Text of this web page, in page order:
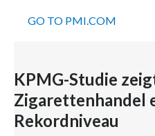
GO TO PMI.COM
KPMG-Studie
Zigarettenhandel
Rekordniveau